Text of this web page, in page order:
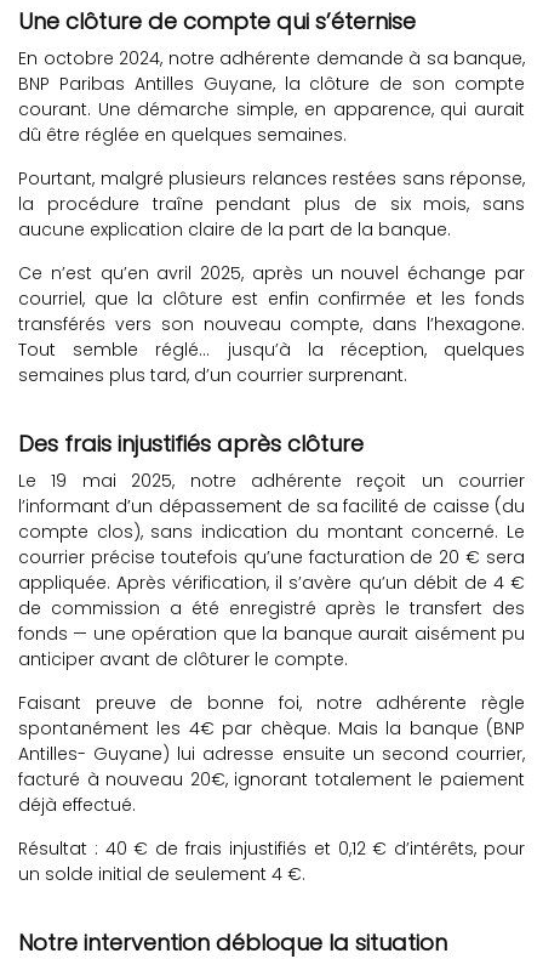
Une clôture de compte qui s’éternise
En octobre 2024, notre adhérente demande à sa banque,
BNP Paribas Antilles Guyane, la clôture de son compte
courant. Une démarche simple, en apparence, qui aurait
dû être réglée en quelques semaines.
Pourtant, malgré plusieurs relances restées sans réponse,
la procédure traîne pendant plus de six mois, sans
aucune explication claire de la part de la banque.
Ce n’est qu’en avril 2025, après un nouvel échange par
courriel, que la clôture est enfin confirmée et les fonds
transférés vers son nouveau compte, dans l’hexagone.
Tout semble réglé… jusqu’à la réception, quelques
semaines plus tard, d’un courrier surprenant.
Des frais injustifiés après clôture
Le 19 mai 2025, notre adhérente reçoit un courrier
l’informant d’un dépassement de sa facilité de caisse (du
compte clos), sans indication du montant concerné. Le
courrier précise toutefois qu’une facturation de 20 € sera
appliquée. Après vérification, il s’avère qu’un débit de 4 €
de commission a été enregistré après le transfert des
fonds — une opération que la banque aurait aisément pu
anticiper avant de clôturer le compte.
Faisant preuve de bonne foi, notre adhérente règle
spontanément les 4€ par chèque. Mais la banque (BNP
Antilles- Guyane) lui adresse ensuite un second courrier,
facturé à nouveau 20€, ignorant totalement le paiement
déjà effectué.
Résultat : 40 € de frais injustifiés et 0,12 € d’intérêts, pour
un solde initial de seulement 4 €.
Notre intervention débloque la situation